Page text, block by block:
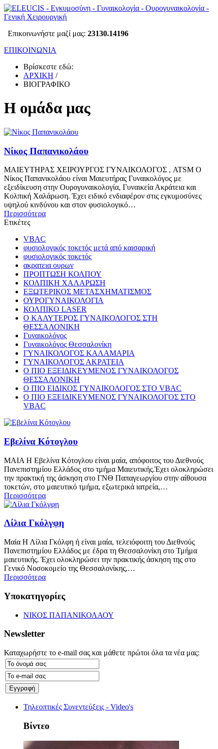
Επικοινωνήστε μαζί μας: 23130.14196
ΕΠΙΚΟΙΝΩΝΙΑ
Βρίσκεστε εδώ:
ΑΡΧΙΚΗ /
ΒΙΟΓΡΑΦΙΚΟ
Η ομάδα μας
Νίκος Παπανικολάου
ΜΑΙΕΥΤΗΡΑΣ ΧΕΙΡΟΥΡΓΟΣ ΓΥΝΑΙΚΟΛΟΓΟΣ , ATSM Ο
Νίκος Παπανικολάου είναι Μαιευτήρας Γυναικολόγος με
εξειδίκευση στην Ουρογυναικολογία, Γυναικεία Ακράτεια και
Κολπική Χαλάρωση. Έχει ειδικό ενδιαφέρον στις εγκυμοσύνες
υψηλού κινδύνου και στον φυσιολογικό…
Περισσότερα
Ετικέτες
VBAC
φυσιολογικός τοκετός μετά από καισαρική
φυσιολογικός τοκετός
ακρατεια ουρων
ΠΡΟΠΤΩΣΗ ΚΟΛΠΟΥ
ΚΟΛΠΙΚΗ ΧΑΛΑΡΩΣΗ
ΕΞΩΤΕΡΙΚΟΣ ΜΕΤΑΣΧΗΜΑΤΙΣΜΟΣ
ΟΥΡΟΓΥΝΑΙΚΟΛΟΓΙΑ
ΚΟΛΠΙΚΟ LASER
Ο ΚΑΛΥΤΕΡΟΣ ΓΥΝΑΙΚΟΛΟΓΟΣ ΣΤΗ
ΘΕΣΣΑΛΟΝΙΚΗ
Γυναικολόγος
Γυναικολόγος Θεσσαλονίκη
ΓΥΝΑΙΚΟΛΟΓΟΣ ΚΑΛΑΜΑΡΙΑ
ΓΥΝΑΙΚΟΛΟΓΟΣ ΑΚΡΑΤΕΙΑ
Ο ΠΙΟ ΕΞΕΙΔΙΚΕΥΜΕΝΟΣ ΓΥΝΑΙΚΟΛΟΓΟΣ
ΘΕΣΣΑΛΟΝΙΚΗ
Ο ΠΙΟ ΕΙΔΙΚΟΣ ΓΥΝΑΙΚΟΛΟΓΟΣ ΣΤΟ VBAC
Ο ΠΙΟ ΕΞΕΙΔΙΚΕΥΜΕΝΟΣ ΓΥΝΑΙΚΟΛΟΓΟΣ ΣΤΟ
VBAC
Εβελίνα Κότογλου
ΜΑΙΑ H Εβελίνα Κότογλου είναι μαία, απόφοιτος του Διεθνούς
Πανεπιστημίου Ελλάδος στο τμήμα Μαιευτικής.Έχει ολοκληρώσει
την πρακτική της άσκηση στο ΓΝΘ Παπαγεωργίου στην αίθουσα
τοκετών, στο μαιευτικό τμήμα, εξωτερικά ιατρεία,…
Περισσότερα
Λίλια Γκόλγφη
Μαία Η Λίλια Γκόλφη ή είναι μαία, τελειόφοιτη του Διεθνούς
Πανεπιστημίου Ελλάδος με έδρα τη Θεσσαλονίκη στο Τμήμα
μαιευτικής. Έχει ολοκληρώσει την πρακτικής άσκηση της στο
Γενικό Νοσοκομείο της Θεσσαλονίκης,…
Περισσότερα
Υποκατηγορίες
ΝΙΚΟΣ ΠΑΠΑΝΙΚΟΛΑΟΥ
Newsletter
Καταχωρήστε το e-mail σας και μάθετε πρώτοι όλα τα νέα μας:
Τηλεοπτικές Συνεντεύξεις - Video's
Βίντεο